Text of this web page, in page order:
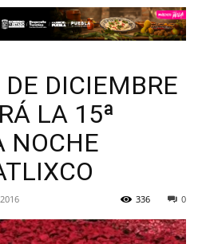
DICIEMBRE
LA 15ª
NOCHE
0
336